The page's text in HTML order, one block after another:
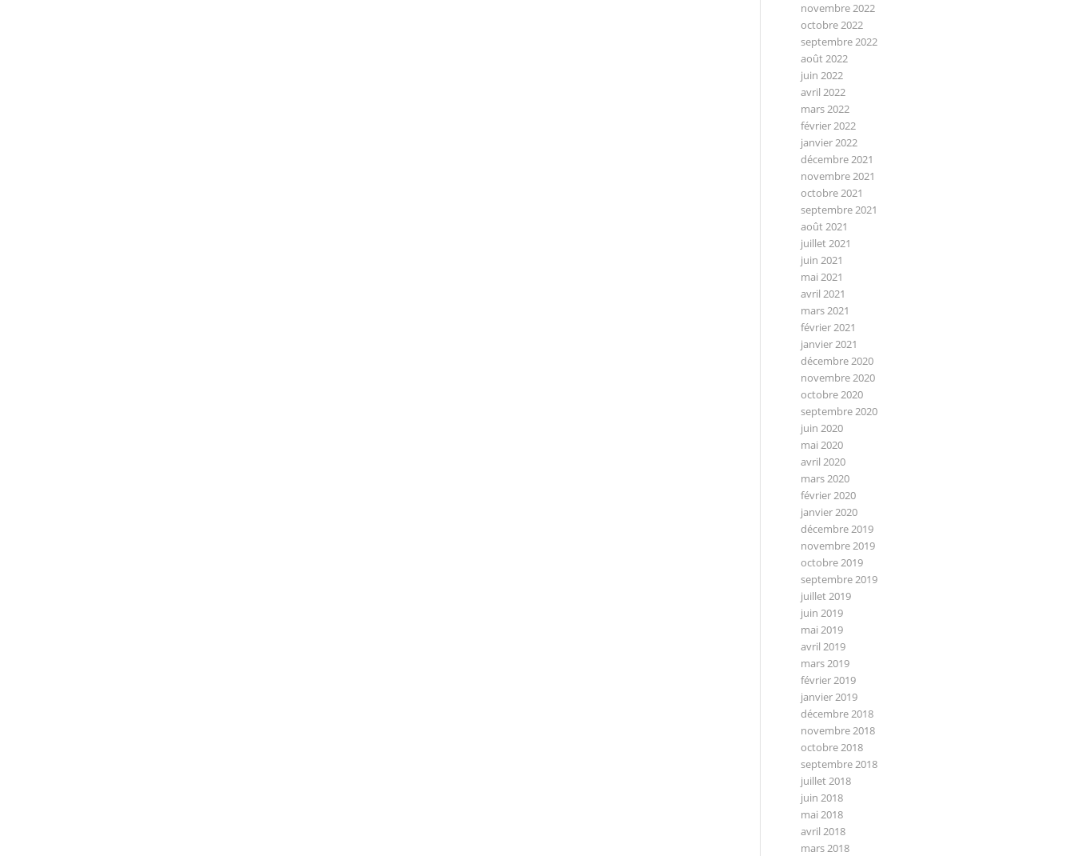
novembre 2022
octobre 2022
septembre 2022
août 2022
juin 2022
avril 2022
mars 2022
février 2022
janvier 2022
décembre 2021
novembre 2021
octobre 2021
septembre 2021
août 2021
juillet 2021
juin 2021
mai 2021
avril 2021
mars 2021
février 2021
janvier 2021
décembre 2020
novembre 2020
octobre 2020
septembre 2020
juin 2020
mai 2020
avril 2020
mars 2020
février 2020
janvier 2020
décembre 2019
novembre 2019
octobre 2019
septembre 2019
juillet 2019
juin 2019
mai 2019
avril 2019
mars 2019
février 2019
janvier 2019
décembre 2018
novembre 2018
octobre 2018
septembre 2018
juillet 2018
juin 2018
mai 2018
avril 2018
mars 2018